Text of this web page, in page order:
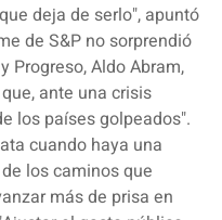
deja de serlo", apuntó
de S&P no sorprendió
Progreso, Aldo Abram,
ante una crisis
los países golpeados".
cuando haya una
los caminos que
más de prisa en